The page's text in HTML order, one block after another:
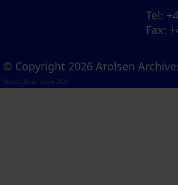
Tel:
Fax:
© Copyright 2026 Arolsen
Visual Library Server 2026